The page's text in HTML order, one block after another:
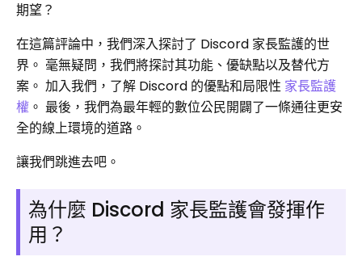
期望？
在這篇評論中，我們深入探討了 Discord 家長監護的世
界。 毫無疑問，我們將探討其功能、優缺點以及替代方
案。 加入我們，了解 Discord 的優點和局限性 家長監護
權 。 最後，我們為最年輕的數位公民開闢了一條通往更安
全的線上環境的道路。
讓我們跳進去吧。
為什麼 Discord 家長監護會發揮作
用？